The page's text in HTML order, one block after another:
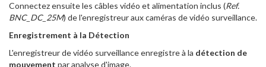
Connectez ensuite les câbles vidéo et alimentation inclus (Ref.
BNC_DC_25M) de l'enregistreur aux caméras de vidéo surveillance.
Enregistrement à la Détection
L'enregistreur de vidéo surveillance enregistre à la détection de
mouvement par analyse d'image.